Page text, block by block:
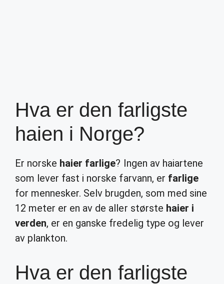
Hva er den farligste
haien i Norge?
Er norske haier farlige? Ingen av haiartene
som lever fast i norske farvann, er farlige
for mennesker. Selv brugden, som med sine
12 meter er en av de aller største haier i
verden, er en ganske fredelig type og lever
av plankton.
Hva er den farligste